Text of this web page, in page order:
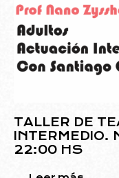
TALLER DE
22:00 HS